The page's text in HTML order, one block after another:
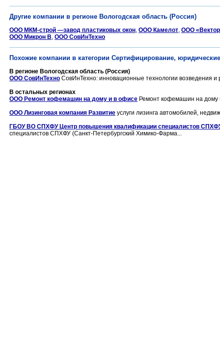
Другие компании в регионе Вологодская область (Россия)
ООО МКМ-строй —завод пластиковых окон, ООО Камелот, ООО
ООО Микрон В, ООО СовИнТехно
Похожие компании в категории Сертифицирование, юридические
В регионе Вологодская область (Россия)
ООО СовИнТехно СовИнТехно: инновационные технологии возведения и
В остальных регионах
ООО Ремонт кофемашин на дому и в офисе Ремонт кофемашин на дому
ООО Лизинговая компания Развитие услуги лизинга автомобилей,
ГБОУ ВО СПХФУ Центр повышения квалификации специалистов
специалистов СПХФУ (Санкт-Петербургский Химико-Фарма...